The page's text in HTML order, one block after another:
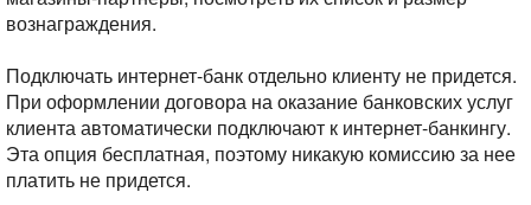
вознаграждения.
Подключать интернет-банк отдельно клиенту не придется.
При оформлении договора на оказание банковских услуг
клиента автоматически подключают к интернет-банкингу.
Эта опция бесплатная, поэтому никакую комиссию за нее
платить не придется.